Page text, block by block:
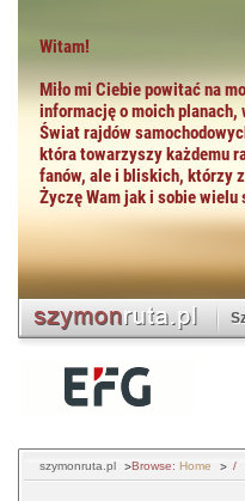
szymonruta.pl Browse: Home